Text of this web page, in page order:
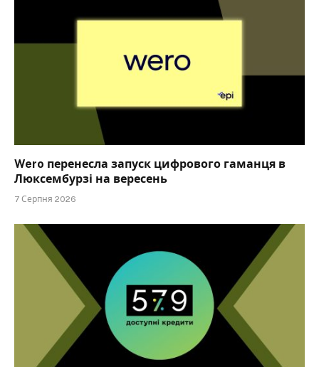
Wero перенесла запуск цифрового гаманця в
Люксембурзі на вересень
7 Серпня 2026